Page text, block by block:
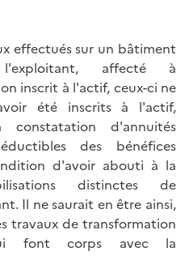
effectués sur un bâtiment
affecté à
inscrit à l'actif, ceux-ci ne
été inscrits à l'actif,
d'annuités
des bénéfices
d'avoir abouti à la
distinctes de
Il ne saurait en être ainsi,
travaux de transformation
font corps avec la